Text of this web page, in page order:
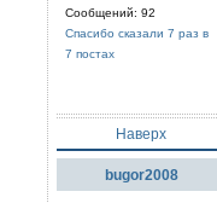
Сообщений: 92
Спасибо сказали 7 раз в
7 постах
Наверх
bugor2008